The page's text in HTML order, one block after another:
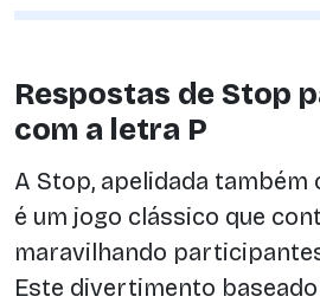
Respostas de Stop
com a letra P
A Stop, apelidada também
é um jogo clássico que
maravilhando
Este divertimento